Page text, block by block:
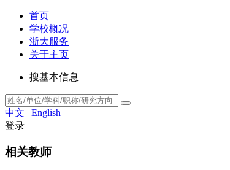
首页
学校概况
浙大服务
关于主页
搜基本信息
中文 | English
登录
相关教师